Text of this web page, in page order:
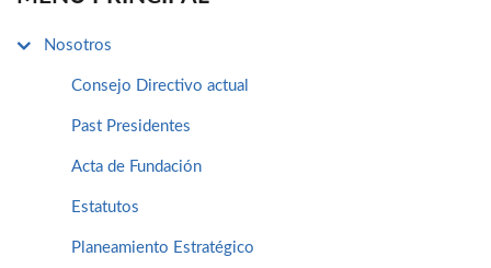
Nosotros
Consejo Directivo actual
Past Presidentes
Acta de Fundación
Estatutos
Planeamiento Estratégico